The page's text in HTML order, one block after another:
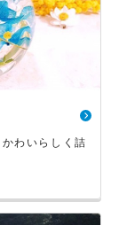
わいらしく詰